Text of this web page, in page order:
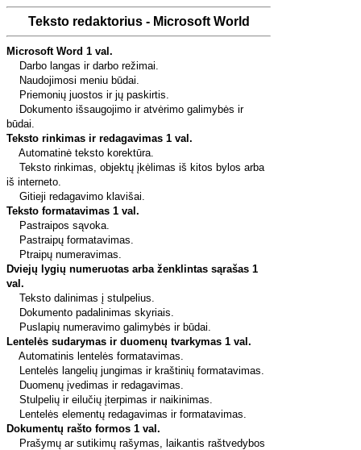
Teksto redaktorius - Microsoft World
Microsoft Word 1 val.
Darbo langas ir darbo režimai.
Naudojimosi meniu būdai.
Priemonių juostos ir jų paskirtis.
Dokumento išsaugojimo ir atvėrimo galimybės ir
būdai.
Teksto rinkimas ir redagavimas 1 val.
Automatinė teksto korektūra.
Teksto rinkimas, objektų įkėlimas iš kitos bylos arba
iš interneto.
Gitieji redagavimo klavišai.
Teksto formatavimas 1 val.
Pastraipos sąvoka.
Pastraipų formatavimas.
Ptraipų numeravimas.
Dviejų lygių numeruotas arba ženklintas sąrašas 1
val.
Teksto dalinimas į stulpelius.
Dokumento padalinimas skyriais.
Puslapių numeravimo galimybės ir būdai.
Lentelės sudarymas ir duomenų tvarkymas 1 val.
Automatinis lentelės formatavimas.
Lentelės langelių jungimas ir kraštinių formatavimas.
Duomenų įvedimas ir redagavimas.
Stulpelių ir eilučių įterpimas ir naikinimas.
Lentelės elementų redagavimas ir formatavimas.
Dokumentų rašto formos 1 val.
Prašymų ar sutikimų rašymas, laikantis raštvedybos